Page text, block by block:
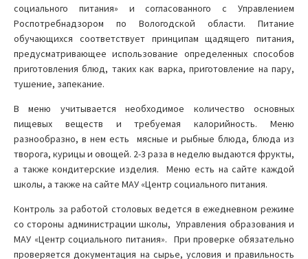
социального питания» и согласованного с Управлением
Роспотребнадзором по Вологодской области. Питание
обучающихся соответствует принципам щадящего питания,
предусматривающее использование определенных способов
приготовления блюд, таких как варка, приготовление на пару,
тушение, запекание.
В меню учитывается необходимое количество основных
пищевых веществ и требуемая калорийность. Меню
разнообразно, в нем есть мясные и рыбные блюда, блюда из
творога, курицы и овощей. 2-3 раза в неделю выдаются фрукты,
а также кондитерские изделия. Меню есть на сайте каждой
школы, а также на сайте МАУ «Центр социального питания.
Контроль за работой столовых ведется в ежедневном режиме
со стороны администрации школы, Управления образования и
МАУ «Центр социального питания». При проверке обязательно
проверяется документация на сырье, условия и правильность